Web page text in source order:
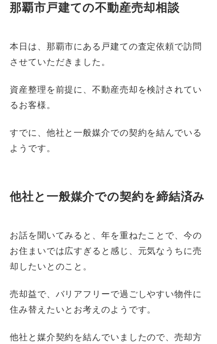
那覇市戸建ての不動産売却相談
本日は、那覇市にある戸建ての査定依頼で訪問
させていただきました。
資産整理を前提に、不動産売却を検討されてい
るお客様。
すでに、他社と一般媒介での契約を結んでいる
ようです。
他社と一般媒介での契約を締結済み
お話を聞いてみると、年を重ねたことで、今の
お住まいでは広すぎると感じ、元気なうちに売
却したいとのこと。
売却益で、バリアフリーで過ごしやすい物件に
住み替えたいとお考えのようです。
他社と媒介契約を結んでいましたので、売却方